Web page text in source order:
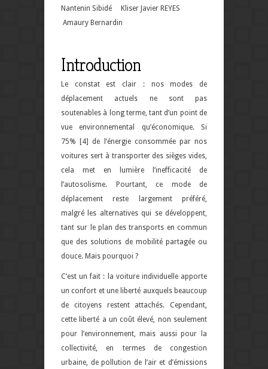
Nantenin Sibidé Kliser Javier REYES
Amaury Bernardin
Introduction
Le constat est clair : nos modes de
déplacement actuels ne sont pas
soutenables à long terme, tant d’un point de
vue environnemental qu’économique. Si
75% [4] de l’énergie consommée par nos
voitures sert à transporter des sièges vides,
cela met en lumière l’inefficacité de
l’autosolisme. Pourtant, ce mode de
déplacement reste largement préféré,
malgré les alternatives qui se développent,
tant sur le plan des transports en commun
que des solutions de mobilité partagée ou
douce. Mais pourquoi ?
C’est un fait : la voiture individuelle apporte
un confort et une liberté auxquels beaucoup
de citoyens restent attachés. Cependant,
cette liberté a un coût élevé, non seulement
pour l’environnement, mais aussi pour la
collectivité, en termes de congestion
urbaine, de pollution de l’air et d’émissions